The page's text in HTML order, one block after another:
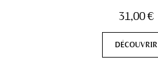
31,00 €
DÉCOUVRIR